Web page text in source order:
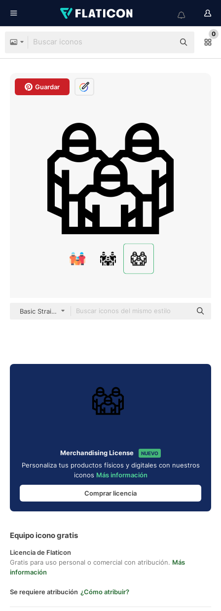
0
Guardar
Basic Straight Lineal
Merchandising License NUEVO
Personaliza tus productos físicos y digitales con nuestros
iconos Más información
Comprar licencia
Equipo icono gratis
Licencia de Flaticon
Gratis para uso personal o comercial con atribución. Más
información
Se requiere atribución ¿Cómo atribuir?